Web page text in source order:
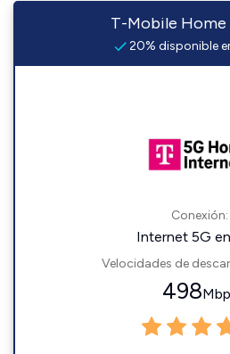
T-Mobile
20% disponible
Conexión:
Internet 5G
Velocidades de
498